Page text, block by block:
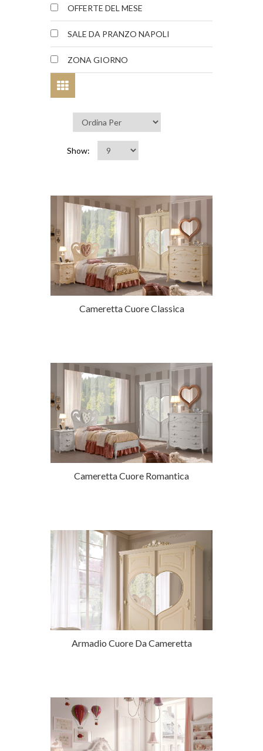
OFFERTE DEL MESE
SALE DA PRANZO NAPOLI
ZONA GIORNO
Show:
Cameretta Cuore Classica
Cameretta Cuore Romantica
Armadio Cuore Da Cameretta